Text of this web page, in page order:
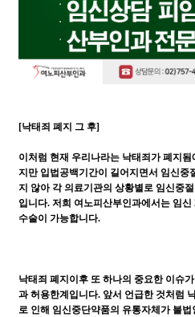
[낙태죄 폐지 그 후]
이처럼 현재 우리나라는 낙태죄가 폐지
지만 입법공백기간이 길어지면서 임신중
지 않아 각 의료기관의 상황별로 임신중
입니다. 저희 여노피산부인과에서는 임
수술이 가능합니다.
낙태죄 폐지이후 또 하나의 중요한 이슈
과 허용한계입니다. 앞서 언급한 것처럼
로 인해 임신중단약품의 유통자체가 불